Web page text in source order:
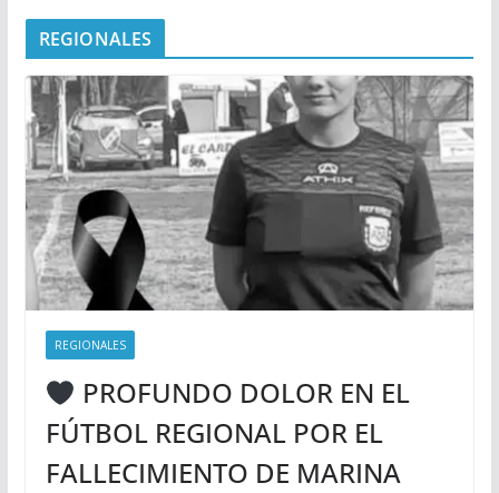
REGIONALES
REGIONALES
PROFUNDO DOLOR EN EL
FÚTBOL REGIONAL POR EL
FALLECIMIENTO DE MARINA